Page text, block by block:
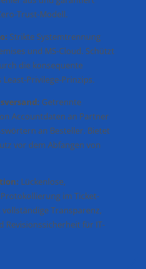
Trust-Modell.
Strikte Systemtrennung
und MS-Cloud. Schützt
die konsequente
Privilege-Prinzips.
Getrennte
Accountdaten an Partner
an Besteller. Bietet
vor dem Abfangen von
Lückenlose,
im Ticket-
vollständige Transparenz,
Revisionssicherheit für IT-